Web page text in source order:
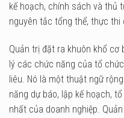
kế hoạch, chính sách và thủ
nguyên tắc tổng thể, thực thi
Quản trị đặt ra khuôn khổ
lý các chức năng của tổ
liêu. Nó là một thuật ngữ
năng dự báo, lập kế hoạch,
nhất của doanh nghiệp.